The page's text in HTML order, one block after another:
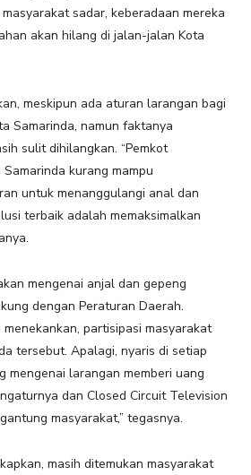
sadar, keberadaan mereka
akan hilang di jalan-jalan Kota
meskipun ada aturan larangan bagi
Samarinda, namun faktanya
sulit dihilangkan. “Pemkot
kurang mampu
untuk menanggulangi anal dan
terbaik adalah memaksimalkan
mengenai anjal dan gepeng
dengan Peraturan Daerah.
partisipasi masyarakat
tersebut. Apalagi, nyaris di setiap
mengenai larangan memberi uang
dan Closed Circuit Television
masyarakat,” tegasnya.
masih ditemukan masyarakat